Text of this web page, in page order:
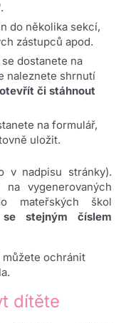
do několika sekcí,
zástupců apod.
dostanete na
naleznete shrnutí
otevřít či stáhnout
na formulář,
uložit.
v nadpisu stránky).
vygenerovaných
mateřských škol
stejným číslem
ochránit
dítěte